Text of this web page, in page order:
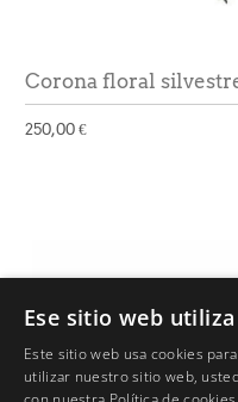
Corona floral
250,00 €
Ese sitio web
Este sitio web usa cookies
utilizar nuestro sitio web,